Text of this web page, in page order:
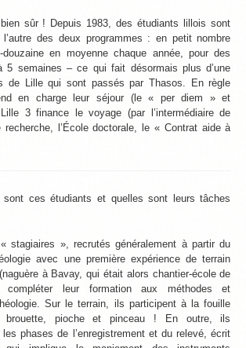
sûr ! Depuis 1983, des étudiants lillois sont
des deux programmes : en petit nombre
en moyenne chaque année, pour des
5 semaines – ce qui fait désormais plus d’une
de Lille qui sont passés par Thasos. En règle
en charge leur séjour (le « per diem » et
Lille 3 finance le voyage (par l’intermédiaire de
recherche, l’École doctorale, le « Contrat aide à
sont ces étudiants et quelles sont leurs tâches
stagiaires », recrutés généralement à partir du
avec une première expérience de terrain
à Bavay, qui était alors chantier-école de
compléter leur formation aux méthodes et
Sur le terrain, ils participent à la fouille
brouette, pioche et pinceau ! En outre, ils
phases de l’enregistrement et du relevé, écrit